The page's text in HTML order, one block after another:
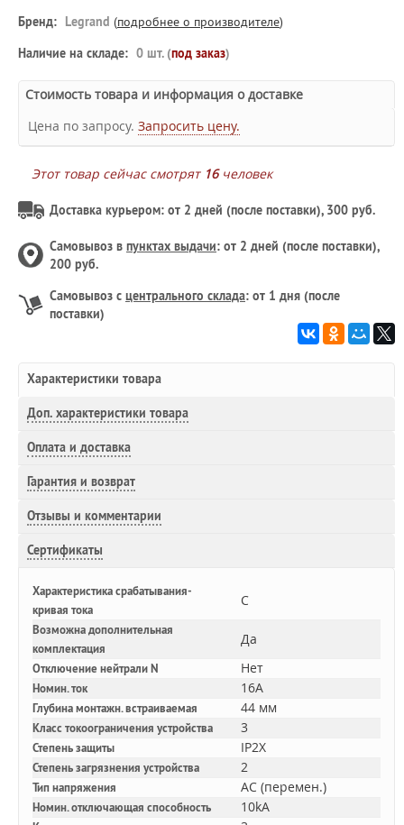
Бренд: Legrand (подробнее о производителе)
Наличие на складе: 0 шт. (под заказ)
Стоимость товара и информация о доставке
Цена по запросу. Запросить цену.
Этот товар сейчас смотрят 16человек
Доставка курьером: от 2 дней (после поставки), 300 руб.
Самовывоз в пунктах выдачи: от 2 дней (после поставки),
200 руб.
Самовывоз с центрального склада: от 1 дня (после
поставки)
Характеристики товара
Доп. характеристики товара
Оплата и доставка
Гарантия и возврат
Отзывы и комментарии
Сертификаты
Характеристика срабатывания-
кривая тока
C
Возможна дополнительная
комплектация
Да
Отключение нейтрали N Нет
Номин. ток 16A
Глубина монтажн. встраиваемая 44 мм
Класс токоограничения устройства 3
Степень защиты IP2X
Степень загрязнения устройства 2
Тип напряжения AC (перемен.)
Номин. отключающая способность 10kA